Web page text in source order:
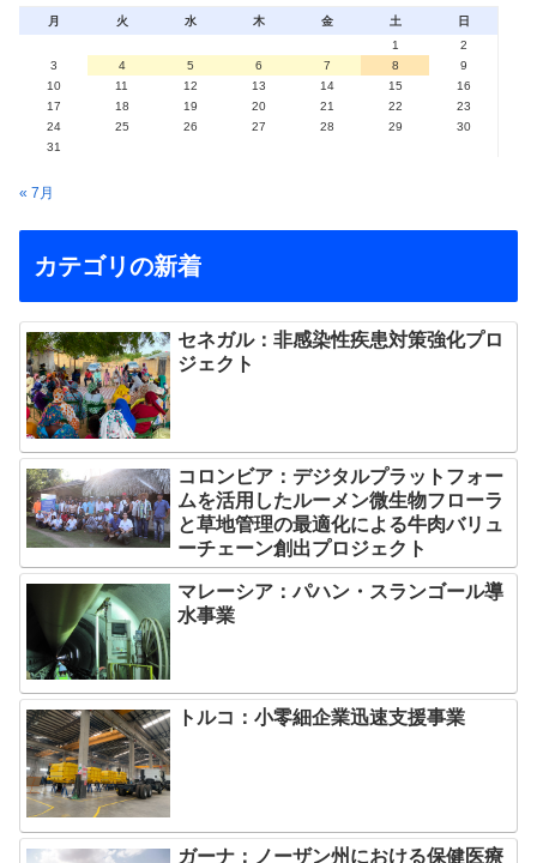
月 火 水 木 金 土
日
1
2
3
4 5 6 7 8
9
10
11 12 13 14 15
16
17
18 19 20 21 22
23
24
25 26 27 28 29
30
31
« 7月
カテゴリの新着
セネガル：非感染性疾患対策強化プロ
ジェクト
コロンビア：デジタルプラットフォー
ムを活用したルーメン微生物フローラ
と草地管理の最適化による牛肉バリュ
ーチェーン創出プロジェクト
マレーシア：パハン・スランゴール導
水事業
トルコ：小零細企業迅速支援事業
ガーナ：ノーザン州における保健医療